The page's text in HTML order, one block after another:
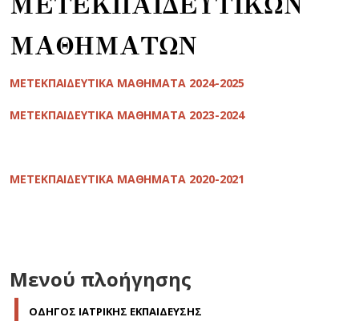
ΜΑΘΗΜΑΤΩΝ
ΜΕΤΕΚΠΑΙΔΕΥΤΙΚΑ ΜΑΘΗΜΑΤΑ 2024-2025
ΜΕΤΕΚΠΑΙΔΕΥΤΙΚΑ ΜΑΘΗΜΑΤΑ 2023-2024
ΜΕΤΕΚΠΑΙΔΕΥΤΙΚΑ ΜΑΘΗΜΑΤΑ 2020-2021
Μενού πλοήγησης
ΟΔΗΓΟΣ ΙΑΤΡΙΚΗΣ ΕΚΠΑΙΔΕΥΣΗΣ